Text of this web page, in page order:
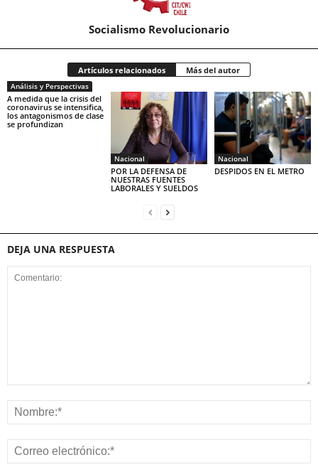
Socialismo Revolucionario
Artículos relacionados Más del autor
Análisis y Perspectivas
A medida que la crisis del
coronavirus se intensifica,
los antagonismos de clase
se profundizan
Nacional
POR LA DEFENSA DE
NUESTRAS FUENTES
LABORALES Y SUELDOS
Nacional
DESPIDOS EN EL METRO
DEJA UNA RESPUESTA